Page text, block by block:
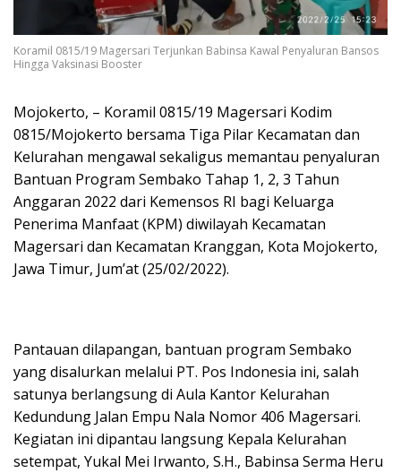
Koramil 0815/19 Magersari Terjunkan Babinsa Kawal Penyaluran Bansos
Hingga Vaksinasi Booster
Mojokerto, – Koramil 0815/19 Magersari Kodim
0815/Mojokerto bersama Tiga Pilar Kecamatan dan
Kelurahan mengawal sekaligus memantau penyaluran
Bantuan Program Sembako Tahap 1, 2, 3 Tahun
Anggaran 2022 dari Kemensos RI bagi Keluarga
Penerima Manfaat (KPM) diwilayah Kecamatan
Magersari dan Kecamatan Kranggan, Kota Mojokerto,
Jawa Timur, Jum’at (25/02/2022).
Pantauan dilapangan, bantuan program Sembako
yang disalurkan melalui PT. Pos Indonesia ini, salah
satunya berlangsung di Aula Kantor Kelurahan
Kedundung Jalan Empu Nala Nomor 406 Magersari.
Kegiatan ini dipantau langsung Kepala Kelurahan
setempat, Yukal Mei Irwanto, S.H., Babinsa Serma Heru